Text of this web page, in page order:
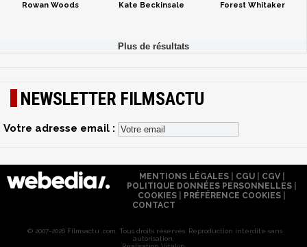
Rowan Woods Kate Beckinsale Forest Whitaker
NEWSLETTER FILMSACTU
Votre adresse email :
MENTIONS LÉGALES| CGU| CGV|
POLITIQUE DONNÉES PERSONNELLES
COOKIES
PRÉFÉRENCE COOKIES
CONTACT
© 2007-2026 Filmsactu .com. Tous droits réservés. Reproduction interdite sans
autorisation.